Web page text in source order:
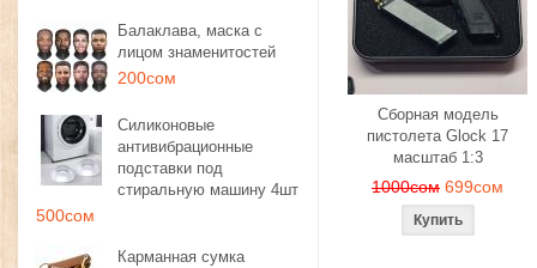
Балаклава, маска с
лицом знаменитостей
200сом
Силиконовые
антивибрационные
подставки под
стиральную машину 4шт
500сом
Карманная сумка
Сборная модель
пистолета Glock 17
масштаб 1:3
1000сом 699сом